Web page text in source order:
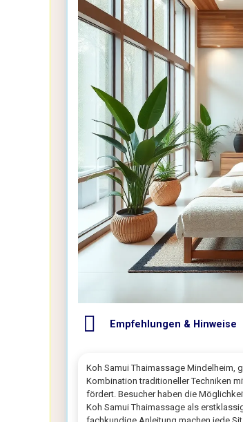
Empfehlungen & Hinweise
Koh Samui Thaimassage Mindelheim,
Kombination traditioneller Techniken
fördert. Besucher haben die
Koh Samui Thaimassage als